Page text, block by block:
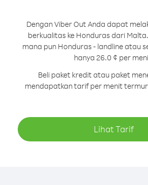
Dengan Viber Out Anda dapat
berkualitas ke Honduras dari Malta.
mana pun Honduras - landline atau
hanya 26.0 ¢ per
Beli paket kredit atau paket
mendapatkan tarif per menit
Lihat Tarif